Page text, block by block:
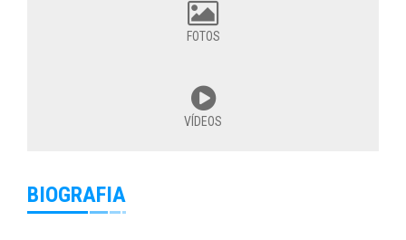
FOTOS
VÍDEOS
BIOGRAFIA